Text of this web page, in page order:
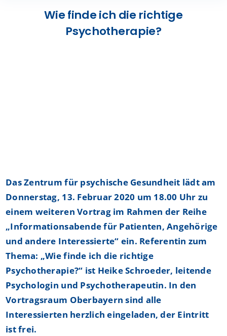
Wie finde ich die richtige
Psychotherapie?
Das Zentrum für psychische Gesundheit lädt am
Donnerstag, 13. Februar 2020 um 18.00 Uhr zu
einem weiteren Vortrag im Rahmen der Reihe
„Informationsabende für Patienten, Angehörige
und andere Interessierte“ ein. Referentin zum
Thema: „Wie finde ich die richtige
Psychotherapie?“ ist Heike Schroeder, leitende
Psychologin und Psychotherapeutin. In den
Vortragsraum Oberbayern sind alle
Interessierten herzlich eingeladen, der Eintritt
ist frei.